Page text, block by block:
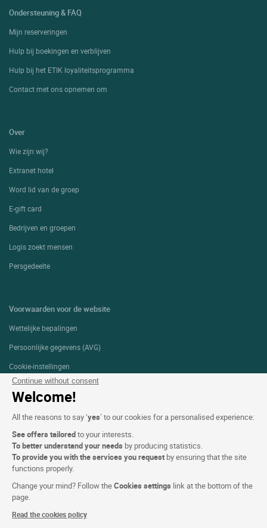
Continue without consent
Welcome!
All the reasons to say ‘yes’ to our cookies for a personalised experience:
See offers tailoredto your interests.
To better understand your needs by producing statistics.
To provide you with the services you request by ensuring that the site
functions properly.
Change your mind? Follow theCookies settings link at the bottom of the
page.
Read the cookies policy
Ondersteuning & FAQ
Mijn reserveringen
Hulp bij boekingen en verblijven
Hulp bij het ETIK loyaliteitsprogramma
Contact met ons opnemen om
Over
Wie zijn wij?
Extranet hotel
Word lid van de groep
E-gift card
Bedrijven en groepen
Logis zoekt mensen
Persgedeelte
Voorwaarden voor de website
Wettelijke bepalingen
Persoonlijke gegevens (AVG)
Cookie-instellingen
Alg. Voorw.
Ondersteuning
Foto's
VOLG ONS